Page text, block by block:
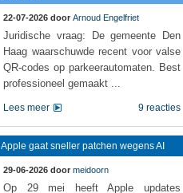
22-07-2026 door Arnoud Engelfriet
Juridische vraag: De gemeente Den
Haag waarschuwde recent voor valse
QR-codes op parkeerautomaten. Best
professioneel gemaakt ...
9 reacties
Lees meer
Apple gaat sneller patchen wegens AI
29-06-2026 door meidoorn
Op 29 mei heeft Apple updates